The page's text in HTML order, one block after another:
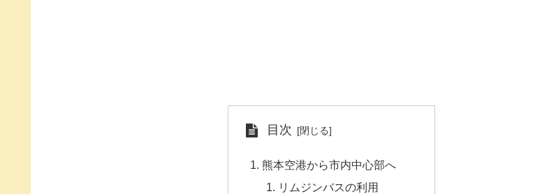
目次
熊本空港から市内中心部へ
リムジンバスの利用